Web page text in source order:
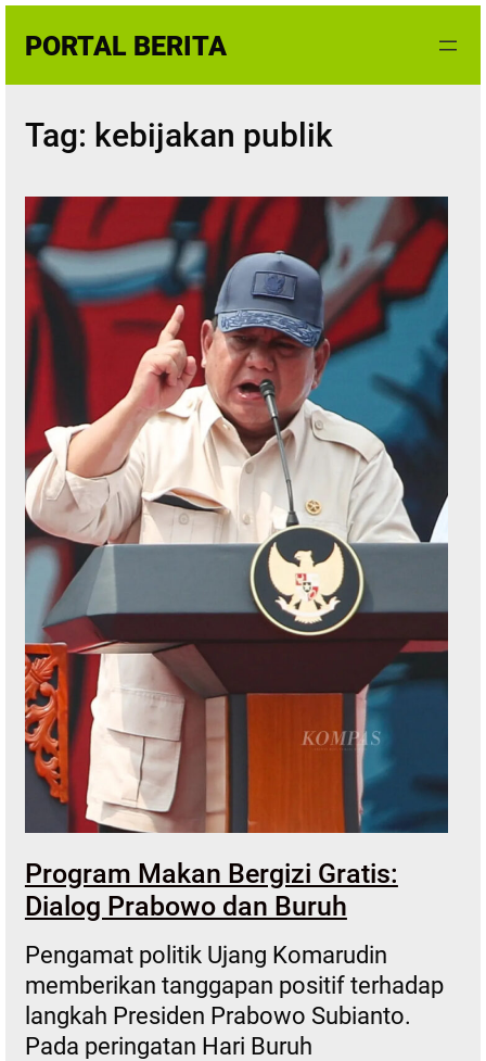
content
PORTAL BERITA
Tag: kebijakan publik
Program Makan Bergizi Gratis:
Dialog Prabowo dan Buruh
Pengamat politik Ujang Komarudin
memberikan tanggapan positif terhadap
langkah Presiden Prabowo Subianto.
Pada peringatan Hari Buruh